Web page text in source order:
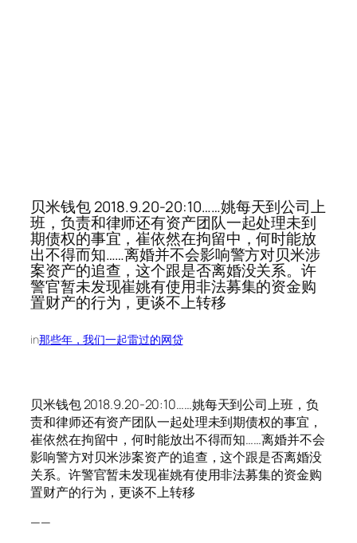
贝米钱包 2018.9.20-20:10……姚每天到公司上
班，负责和律师还有资产团队一起处理未到
期债权的事宜，崔依然在拘留中，何时能放
出不得而知……离婚并不会影响警方对贝米涉
案资产的追查，这个跟是否离婚没关系。许
警官暂未发现崔姚有使用非法募集的资金购
置财产的行为，更谈不上转移
in那些年，我们一起雷过的网贷
贝米钱包 2018.9.20-20:10……姚每天到公司上班，负
责和律师还有资产团队一起处理未到期债权的事宜，
崔依然在拘留中，何时能放出不得而知……离婚并不会
影响警方对贝米涉案资产的追查，这个跟是否离婚没
关系。许警官暂未发现崔姚有使用非法募集的资金购
置财产的行为，更谈不上转移
——